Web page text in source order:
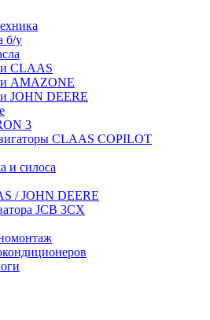
б/у
CLAAS
AMAZONE
JOHN DEERE
3
CLAAS COPILOT
и силоса
/ JOHN DEERE
JCB 3CX